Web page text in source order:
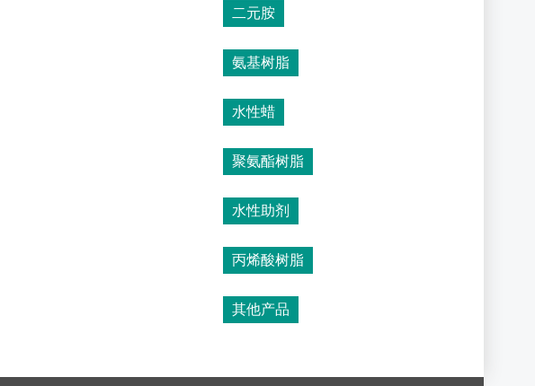
二元胺
氨基树脂
水性蜡
聚氨酯树脂
水性助剂
丙烯酸树脂
其他产品